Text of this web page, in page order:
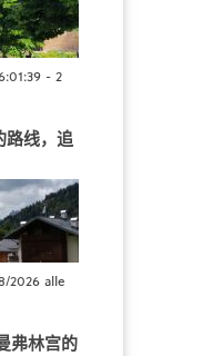
- 2
路线，追
2026 alle
弗林宫的